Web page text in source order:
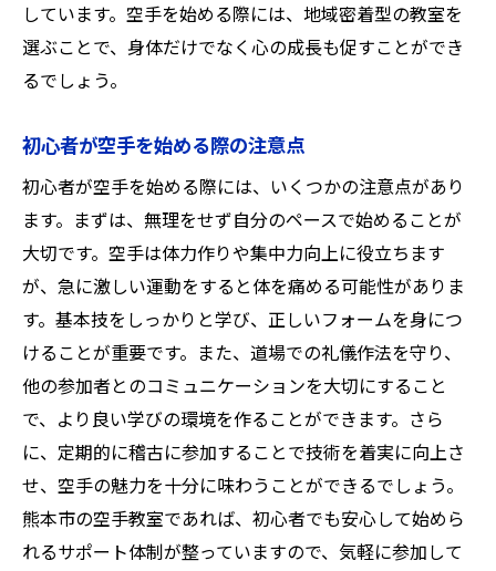
しています。空手を始める際には、地域密着型の教室を
選ぶことで、身体だけでなく心の成長も促すことができ
るでしょう。
初心者が空手を始める際の注意点
初心者が空手を始める際には、いくつかの注意点があり
ます。まずは、無理をせず自分のペースで始めることが
大切です。空手は体力作りや集中力向上に役立ちます
が、急に激しい運動をすると体を痛める可能性がありま
す。基本技をしっかりと学び、正しいフォームを身につ
けることが重要です。また、道場での礼儀作法を守り、
他の参加者とのコミュニケーションを大切にすること
で、より良い学びの環境を作ることができます。さら
に、定期的に稽古に参加することで技術を着実に向上さ
せ、空手の魅力を十分に味わうことができるでしょう。
熊本市の空手教室であれば、初心者でも安心して始めら
れるサポート体制が整っていますので、気軽に参加して